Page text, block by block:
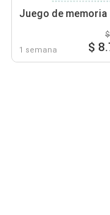
Juego de memoria
1 semana $